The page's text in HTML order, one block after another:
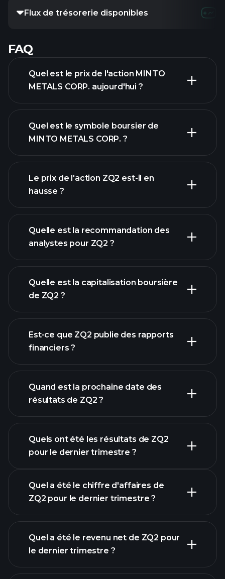
Flux de trésorerie disponibles
FAQ
Quel est le prix de l'action MINTO
METALS CORP. aujourd'hui ?
graphique avancé
Quel est le symbole boursier de
MINTO METALS CORP. ?
Le prix de l'action ZQ2 est-il en
hausse ?
graphique de ZQ2
Quelle est la recommandation des
analystes pour ZQ2 ?
Quelle est la capitalisation boursière
de ZQ2 ?
notre
liste d'actions
Est-ce que ZQ2 publie des rapports
financiers ?
finances de
ZQ2
Quand est la prochaine date des
résultats de ZQ2 ?
Calendrier des résultats
Quels ont été les résultats de ZQ2
pour le dernier trimestre ?
les bénéfices de ZQ2
Quel a été le chiffre d'affaires de
ZQ2 pour le dernier trimestre ?
Quel a été le revenu net de ZQ2 pour
le dernier trimestre ?